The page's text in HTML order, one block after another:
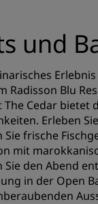
und
Radisson Blu
Cedar bietet
Erleben
Sie frische
mit
den Abend
in der Open